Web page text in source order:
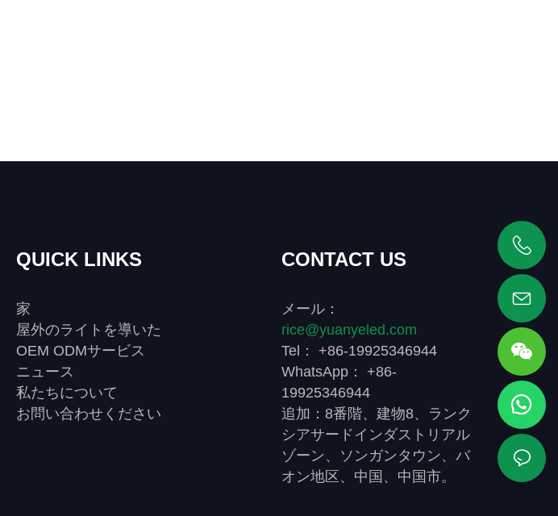
な
QUICK LINKS
家
屋外のライトを導いた
OEM ODMサービス
ニュース
私たちについて
お問い合わせください
CONTACT US
メール：
rice@yuanyeled.com
Tel： +86-19925346944
WhatsApp： +86-
19925346944
追加：8番階、建物8、ランク
シアサードインダストリアル
ゾーン、ソンガンタウン、バ
オン地区、中国、中国市。